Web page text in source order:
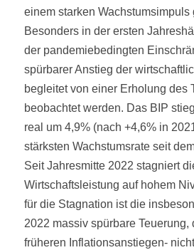
einem starken Wachstumsimpuls
Besonders in der ersten
der pandemiebedingten
spürbarer Anstieg der
begleitet von einer Erholung des
beobachtet werden. Das BIP
real um 4,9% (nach +4,6% in
stärksten Wachstumsrate seit
Seit Jahresmitte 2022 stagniert
Wirtschaftsleistung auf hohem
für die Stagnation ist die
2022 massiv spürbare Teuerung,
früheren Inflationsanstiegen-